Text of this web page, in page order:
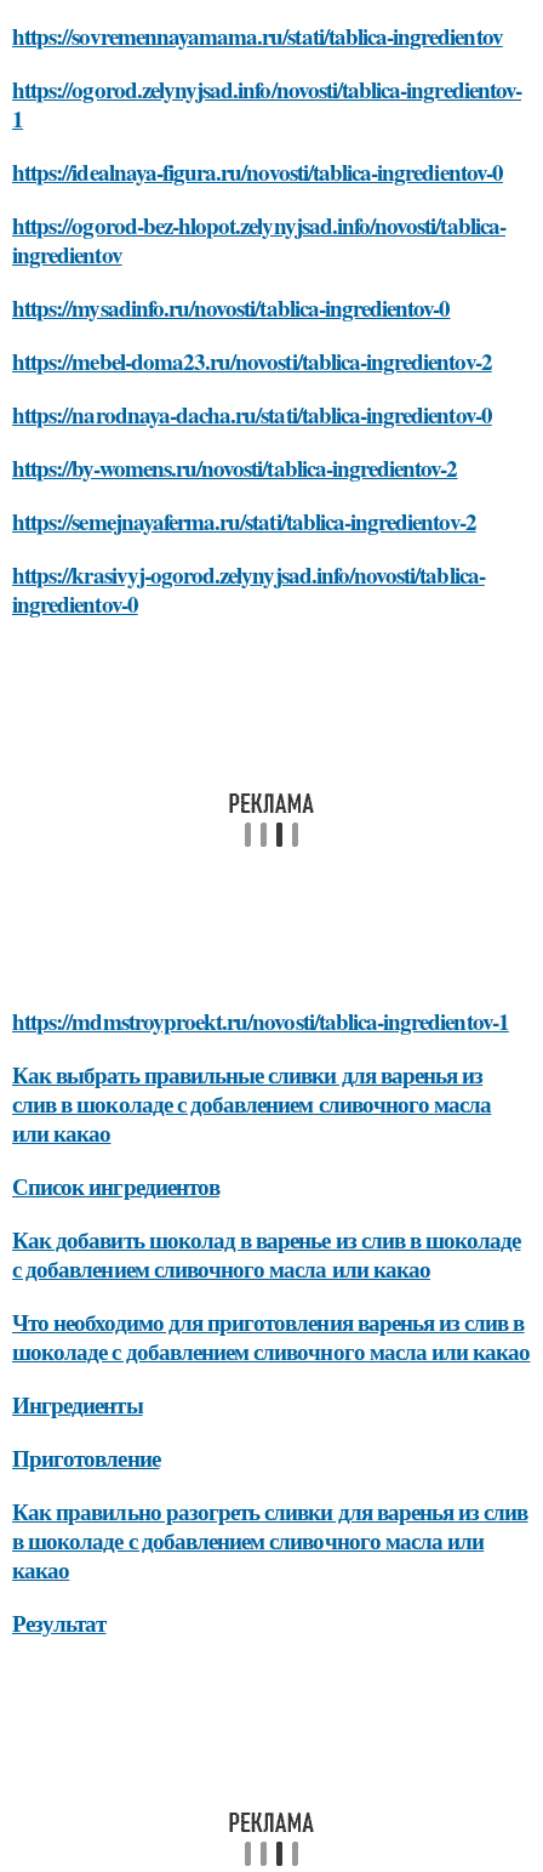
https://sovremennayamama.ru/stati/tablica-ingredientov
https://ogorod.zelynyjsad.info/novosti/tablica-ingredientov-
1
https://idealnaya-figura.ru/novosti/tablica-ingredientov-0
https://ogorod-bez-hlopot.zelynyjsad.info/novosti/tablica-
ingredientov
https://mysadinfo.ru/novosti/tablica-ingredientov-0
https://mebel-doma23.ru/novosti/tablica-ingredientov-2
https://narodnaya-dacha.ru/stati/tablica-ingredientov-0
https://by-womens.ru/novosti/tablica-ingredientov-2
https://semejnayaferma.ru/stati/tablica-ingredientov-2
https://krasivyj-ogorod.zelynyjsad.info/novosti/tablica-
ingredientov-0
https://mdmstroyproekt.ru/novosti/tablica-ingredientov-1
Как выбрать правильные сливки для варенья из
слив в шоколаде с добавлением сливочного масла
или какао
Список ингредиентов
Как добавить шоколад в варенье из слив в шоколаде
с добавлением сливочного масла или какао
Что необходимо для приготовления варенья из слив в
шоколаде с добавлением сливочного масла или какао
Ингредиенты
Приготовление
Как правильно разогреть сливки для варенья из слив
в шоколаде с добавлением сливочного масла или
какао
Результат